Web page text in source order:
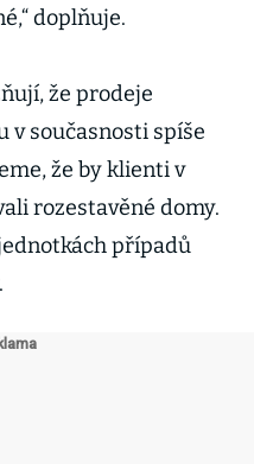
doplňuje.
že prodeje
v současnosti spíše
že by klienti v
rozestavěné domy.
případů